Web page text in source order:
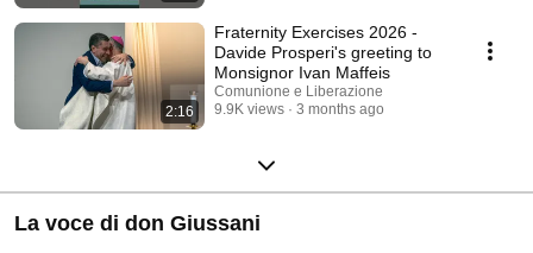
2:16
Fraternity Exercises 2026 -
Davide Prosperi's greeting to
Monsignor Ivan Maffeis
Comunione e Liberazione
9.9K views
3 months ago
La voce di don Giussani